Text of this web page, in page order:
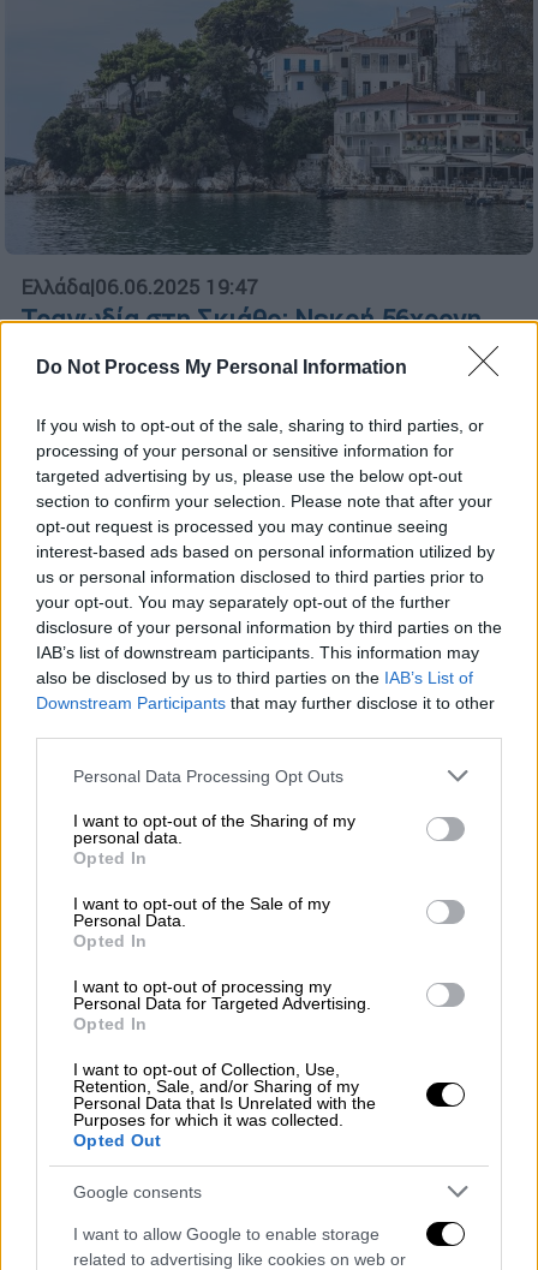
Do Not Process My Personal Information
If you wish to opt-out of the sale, sharing to third parties, or
processing of your personal or sensitive information for
targeted advertising by us, please use the below opt-out
section to confirm your selection. Please note that after your
opt-out request is processed you may continue seeing
interest-based ads based on personal information utilized by
us or personal information disclosed to third parties prior to
your opt-out. You may separately opt-out of the further
disclosure of your personal information by third parties on the
IAB’s list of downstream participants. This information may
also be disclosed by us to third parties on the IAB’s List of
Downstream Participants that may further disclose it to other
Please note that this website/app uses one or more Google
not limited to your visit or usage behaviour. You may click to
grant or deny consent to Google and its third-party tags to
use your data for below specified purposes in below Google
consent section.
Personal Data Processing Opt Outs
I want to opt-out of the Sharing of my
personal data.
Opted In
I want to opt-out of the Sale of my
Personal Data.
Opted In
I want to opt-out of processing my
Personal Data for Targeted Advertising.
Opted In
I want to opt-out of Collection, Use,
Retention, Sale, and/or Sharing of my
Personal Data that Is Unrelated with the
Purposes for which it was collected.
Opted Out
Google consents
I want to allow Google to enable storage
related to advertising like cookies on web or
Ελλάδα|06.06.2025 19:47
Τραγωδία στη Σκιάθο: Νεκρή 56χρονη
τουρίστρια - Θα γιόρταζε τα γενέθλιά
της στο νησί
Μια 56χρονη γυναίκα από την Αυστρία
άφησε την τελευταία της πνοή στα Λαλάρια
της Σκιάθου
Ελλάδα|28.05.2025 22:28
Δυστύχημα στην Ανάβυσσο: Νεκρή
γυναίκα σε σφοδρή σύγκρουση δύο ΙΧ με
μοτοσικλέτα
Ακόμη ένα τροχαίο δυστύχημα στους
δρόμους της Αττικής